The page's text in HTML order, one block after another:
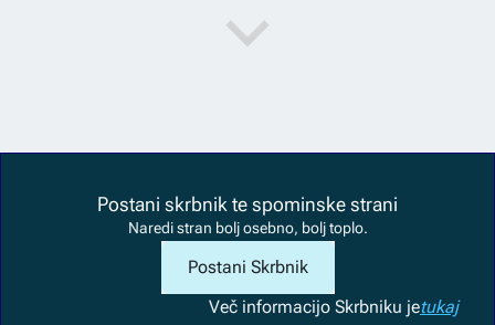
Postani skrbnik te spominske strani
Naredi stran bolj osebno, bolj toplo.
Postani Skrbnik
Več informacijo Skrbniku jetukaj